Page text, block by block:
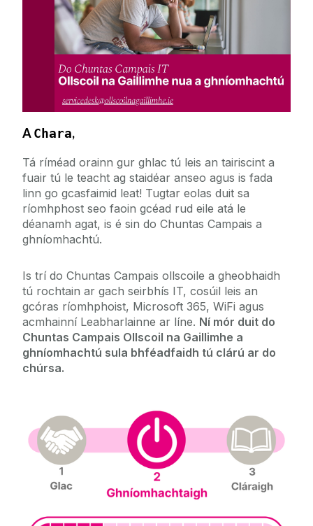
during the summer
Campus Account
Canvas
Email and Microsoft 365
MFA Leagan Gaeilge
PC Suites
Printing
Software
WiFi
Services for Staff
Service Catalogue
IT Change Management
IT Security
University IT Principles
University Digital Strategy
AChara,
Tá ríméad orainn gur ghlac tú leis an tairiscint a
fuair tú le teacht ag staidéar anseo agus is fada
linn go gcasfaimid leat! Tugtar eolas duit sa
ríomhphost seo faoin gcéad rud eile atá le
déanamh agat, is é sin do Chuntas Campais a
ghníomhachtú.
Is trí do Chuntas Campais ollscoile a gheobhaidh
tú rochtain ar gach seirbhís IT, cosúil leis an
gcóras ríomhphoist, Microsoft 365, WiFi agus
acmhainní Leabharlainne ar líne. Ní mór duit do
Chuntas Campais Ollscoil na Gaillimhe a
ghníomhachtú sula bhféadfaidh tú clárú ar do
chúrsa.